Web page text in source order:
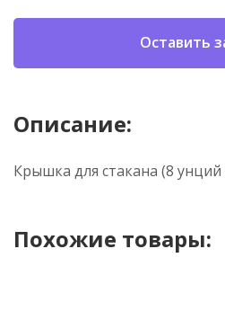
Оставить
Описание:
Крышка для стакана (8
Похожие товары: